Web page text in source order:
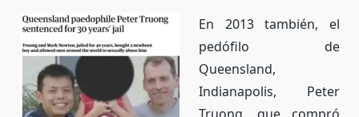
En 2013 también, el
pedófilo de
Queensland,
Indianapolis, Peter